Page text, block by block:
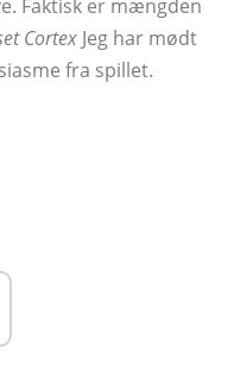
Faktisk er mængden
Cortex Jeg har mødt
fra spillet.